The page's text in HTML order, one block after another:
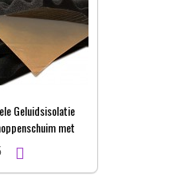
Geluidsisolatie
met